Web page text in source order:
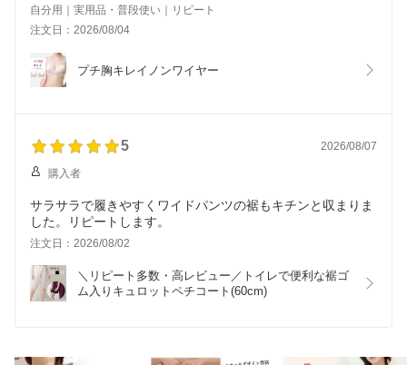
自分用｜実用品・普段使い｜リピート
注文日：2026/08/04
プチ胸キレイノンワイヤー
5 2026/08/07
購入者
サラサラで履きやすくワイドパンツの裾もキチンと収まりま
した。リピートします。
注文日：2026/08/02
＼リピート多数・高レビュー／トイレで便利な裾ゴ
ム入りキュロットペチコート(60cm)